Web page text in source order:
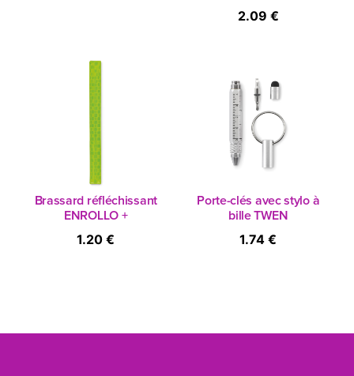
2.09 €
Brassard réfléchissant
ENROLLO +
1.20 €
Porte-clés avec stylo à
bille TWEN
1.74 €